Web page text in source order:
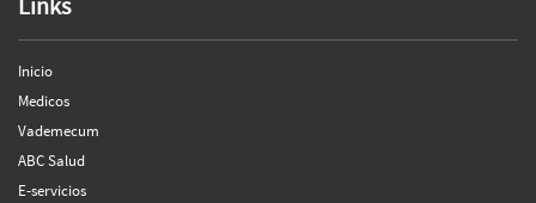
Inicio
Medicos
Vademecum
ABC Salud
E-servicios